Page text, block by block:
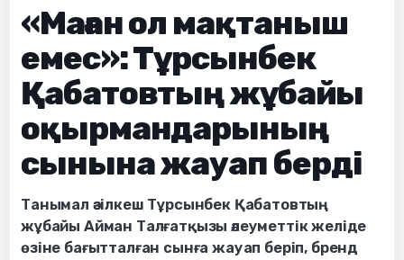
«Маған ол мақтаныш
емес»: Тұрсынбек
Қабатовтың жұбайы
оқырмандарының
сынына жауап берді
Танымал әзілкеш Тұрсынбек Қабатовтың
жұбайы Айман Талғатқызы әлеуметтік желіде
өзіне бағытталған сынға жауап беріп, бренд